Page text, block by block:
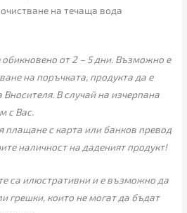
на течаща вода
обикновено от 2 – 5 дни. Възможно е
на поръчката, продукта да е
Вносителя. В случай на изчерпана
с Вас.
плащане с карта или банков превод
наличност на даденият продукт!
са илюстративни и е възможно да
грешки, които не могат да бъдат